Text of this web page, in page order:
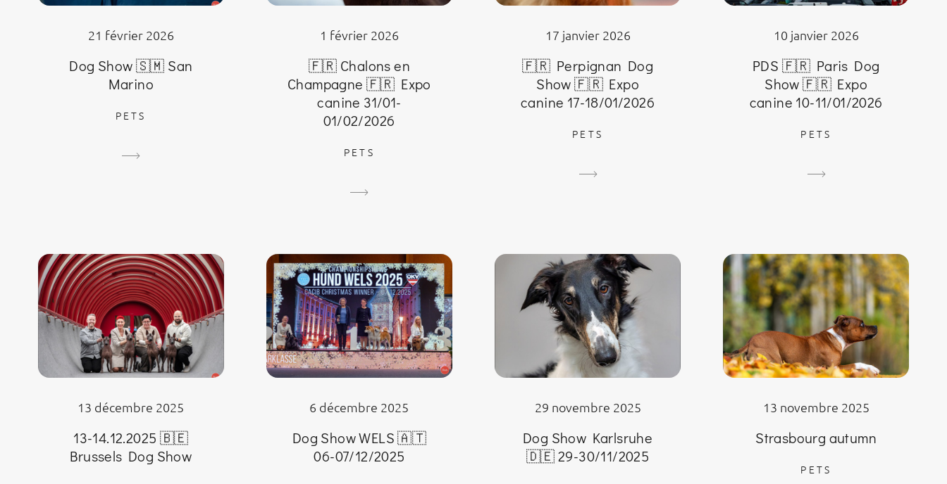
21 février 2026
Dog Show 🇸🇲 San
Marino
PETS
1 février 2026
🇫🇷 Chalons en
Champagne 🇫🇷 Expo
canine 31/01-
01/02/2026
PETS
17 janvier 2026
🇫🇷 Perpignan Dog
Show 🇫🇷 Expo
canine 17-18/01/2026
PETS
10 janvier 2026
PDS 🇫🇷 Paris Dog
Show 🇫🇷 Expo
canine 10-11/01/2026
PETS
13 décembre 2025
13-14.12.2025 🇧🇪
Brussels Dog Show
6 décembre 2025
Dog Show WELS 🇦🇹
06-07/12/2025
29 novembre 2025
Dog Show Karlsruhe
🇩🇪 29-30/11/2025
13 novembre 2025
Strasbourg autumn
PETS